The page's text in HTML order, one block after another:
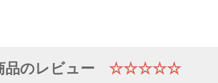
品のレビュー ☆☆☆☆☆